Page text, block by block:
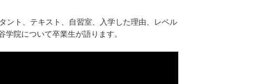
ント、テキスト、自習室、入学した理由、レベル
院について卒業生が語ります。